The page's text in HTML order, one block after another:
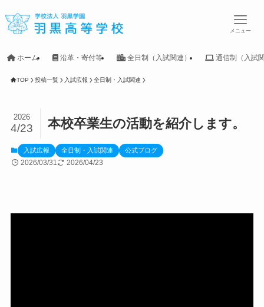
メニュー
ホーム 沿革・寄付等 全日制（入試関連） 通信制（入試
TOP 投稿一覧 入試広報 全日制・入試関連
本校卒業生の活動を紹介します。
2026
4/23
入試広報 全日制・入試関連 公式ブログ
2026/03/31 2026/04/23